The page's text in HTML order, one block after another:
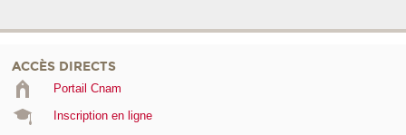
ACCÈS DIRECTS
Portail Cnam
Inscription en ligne